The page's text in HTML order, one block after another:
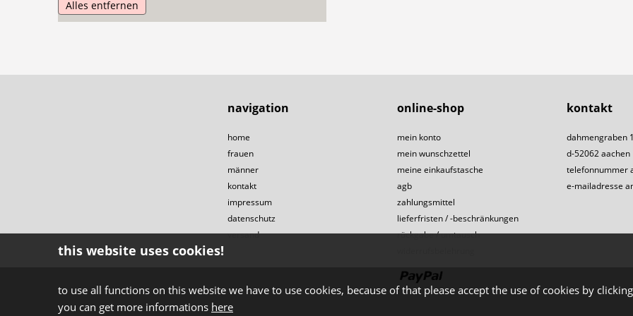
Alles entfernen
navigation
home
frauen
männer
kontakt
impressum
datenschutz
versand
online-shop
mein konto
mein wunschzettel
meine einkaufstasche
agb
zahlungsmittel
lieferfristen / -beschränkungen
rückgabe / umtausch
kontakt
dahmengraben 1
d-52062 aachen
telefonnummer
e-mailadresse
this website uses cookies!
to use all functions on this website we have to use cookies, because of that please accept the use of cookies by
you can get more informations here